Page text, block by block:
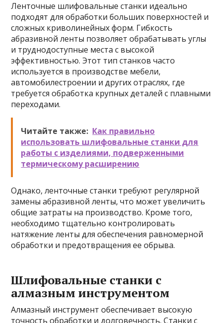
Ленточные шлифовальные станки идеально
подходят для обработки больших поверхностей и
сложных криволинейных форм. Гибкость
абразивной ленты позволяет обрабатывать углы
и труднодоступные места с высокой
эффективностью. Этот тип станков часто
используется в производстве мебели,
автомобилестроении и других отраслях, где
требуется обработка крупных деталей с плавными
переходами.
Читайте также: Как правильно
использовать шлифовальные станки для
работы с изделиями, подверженными
термическому расширению
Однако, ленточные станки требуют регулярной
замены абразивной ленты, что может увеличить
общие затраты на производство. Кроме того,
необходимо тщательно контролировать
натяжение ленты для обеспечения равномерной
обработки и предотвращения ее обрыва.
Шлифовальные станки с
алмазным инструментом
Алмазный инструмент обеспечивает высокую
точность обработки и долговечность. Станки с